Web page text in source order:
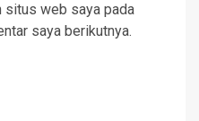
situs web saya pada
saya berikutnya.